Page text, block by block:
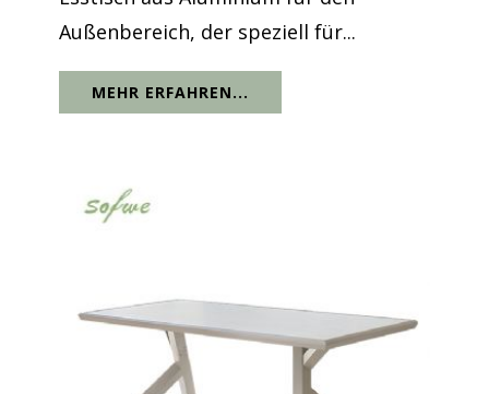
Außenbereich, der speziell für...
MEHR ERFAHREN...